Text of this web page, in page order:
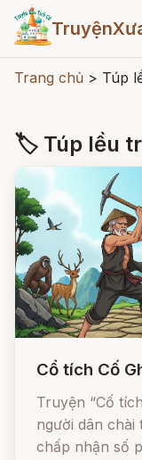
Trang chủ > Túp
🏷 Túp lều
Cổ tích Cố
Truyện “Cố
người dân chài
chấp nhận số